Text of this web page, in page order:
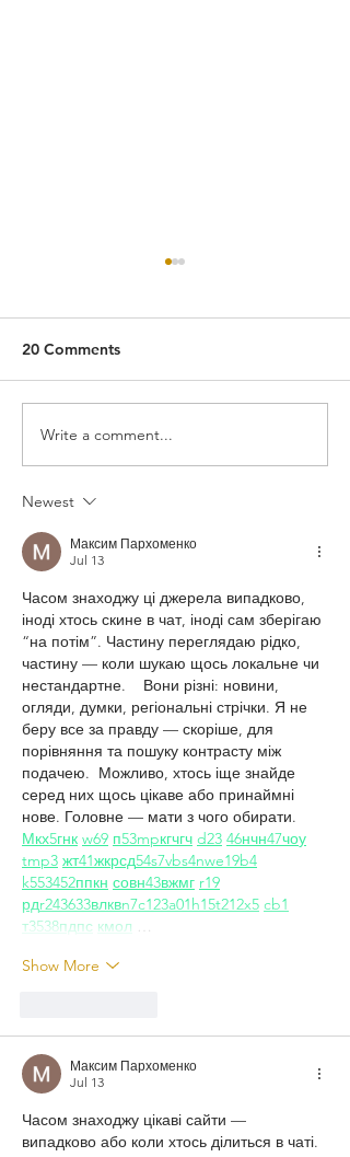
Ingredients: 1.5 oz Rye
Whiskey .5 oz Bing Zhou
chocolate bitters Garnish with
large orange peel
20 Comments
Write a comment...
Newest
Максим Пархоменко
Jul 13
Часом знаходжу ці джерела випадково,
іноді хтось скине в чат, іноді сам зберігаю
“на потім”. Частину переглядаю рідко,
частину — коли шукаю щось локальне чи
нестандартне.    Вони різні: новини,
огляди, думки, регіональні стрічки. Я не
беру все за правду — скоріше, для
порівняння та пошуку контрасту між
подачею.  Можливо, хтось іще знайде
серед них щось цікаве або принаймні
нове. Головне — мати з чого обирати.
Мкх5гнк w69 п53mpкгчгч d23 46нчн47чоу
tmp3 жт41жкрсд54s7vbs4nwe19b4
k553452ппкн совн43вжмг r19
рдr243633влквn7c123a01h15t212x5 cb1
т3538пдпс кмол …
Show More
Максим Пархоменко
Jul 13
Часом знаходжу цікаві сайти —
випадково або коли хтось ділиться в чаті.